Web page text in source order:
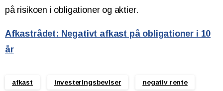
på risikoen i obligationer og aktier.
Afkastrådet: Negativt afkast på obligationer i 10
år
afkast investeringsbeviser negativ rente